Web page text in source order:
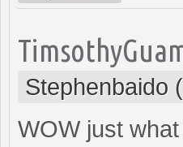
Stephenbaido
WOW just